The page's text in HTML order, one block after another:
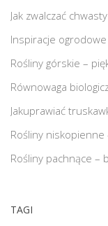
Jak zwalczać
Inspiracje
Rośliny górskie –
Równowaga
Jakuprawiać
Rośliny niskopienne
Rośliny pachnące –
TAGI